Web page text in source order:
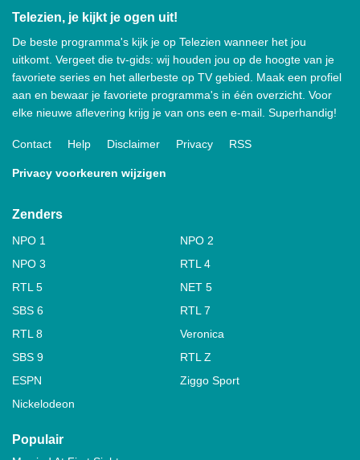
Telezien, je kijkt je ogen uit!
De beste programma's kijk je op Telezien wanneer het jou
uitkomt. Vergeet die tv-gids: wij houden jou op de hoogte van je
favoriete series en het allerbeste op TV gebied. Maak een profiel
aan en bewaar je favoriete programma's in één overzicht. Voor
elke nieuwe aflevering krijg je van ons een e-mail. Superhandig!
Contact Help Disclaimer Privacy RSS
Privacy voorkeuren wijzigen
Zenders
NPO 1
NPO 2
NPO 3
RTL 4
RTL 5
NET 5
SBS 6
RTL 7
RTL 8
Veronica
SBS 9
RTL Z
ESPN
Ziggo Sport
Nickelodeon
Populair